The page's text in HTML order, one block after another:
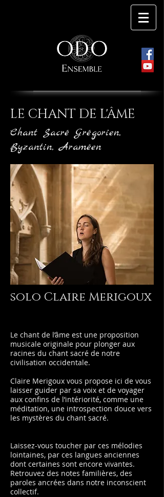
LE CHANT DE L'ÂME
Chant Sacré Grégorien,
Byzantin, Araméen
solo Claire Merigoux
Le chant de l’âme est une proposition
musicale originale pour plonger aux
racines du chant sacré de notre
civilisation occidentale.
Claire Merigoux vous propose ici de vous
laisser guider par sa voix et de voyager
aux confins de l’intériorité, comme une
méditation, une introspection douce vers
les mystères du chant sacré.
Laissez-vous toucher par ces mélodies
lointaines, par ces langues anciennes
dont certaines sont encore vivantes.
Retrouvez des notes familières, des
paroles ancrées dans notre inconscient
collectif.